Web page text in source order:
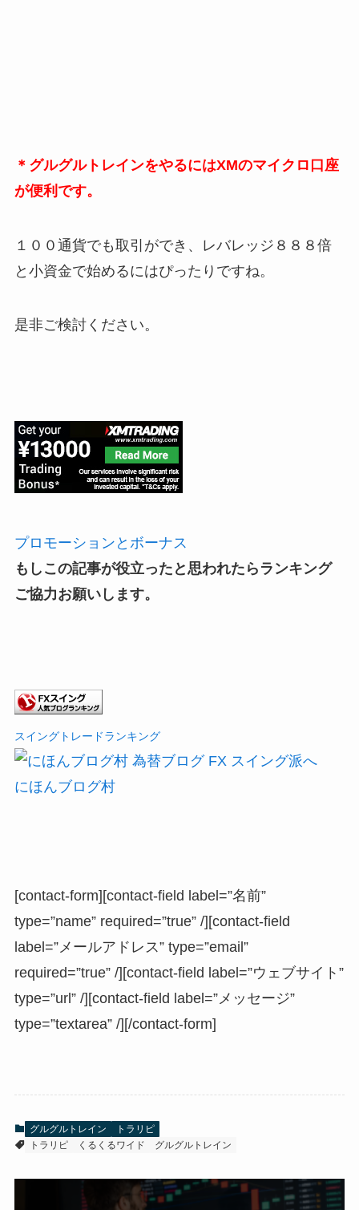
＊グルグルトレインをやるにはXMのマイクロ口座
が便利です。
１００通貨でも取引ができ、レバレッジ８８８倍
と小資金で始めるにはぴったりですね。
是非ご検討ください。
プロモーションとボーナス
もしこの記事が役立ったと思われたらランキング
ご協力お願いします。
スイングトレードランキング
にほんブログ村
[contact-form][contact-field label=”名前”
type=”name” required=”true” /][contact-field
label=”メールアドレス” type=”email”
required=”true” /][contact-field label=”ウェブサイト”
type=”url” /][contact-field label=”メッセージ”
type=”textarea” /][/contact-form]
グルグルトレイン
トラリピ
トラリピ
くるくるワイド グルグルトレイン